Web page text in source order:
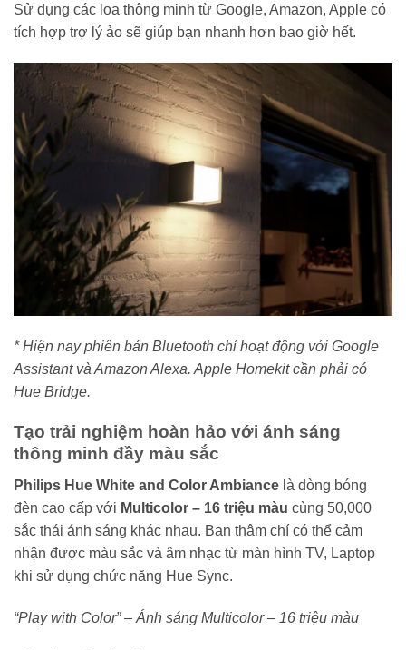
Sử dụng các loa thông minh từ Google, Amazon, Apple có
tích hợp trợ lý ảo sẽ giúp bạn nhanh hơn bao giờ hết.
* Hiện nay phiên bản Bluetooth chỉ hoạt động với Google
Assistant và Amazon Alexa. Apple Homekit cần phải có
Hue Bridge.
Tạo trải nghiệm hoàn hảo với ánh sáng
thông minh đầy màu sắc
Philips Hue White and Color Ambiance là dòng bóng
đèn cao cấp với Multicolor – 16 triệu màu cùng 50,000
sắc thái ánh sáng khác nhau. Bạn thậm chí có thể cảm
nhận được màu sắc và âm nhạc từ màn hình TV, Laptop
khi sử dụng chức năng Hue Sync.
“Play with Color” – Ánh sáng Multicolor – 16 triệu màu